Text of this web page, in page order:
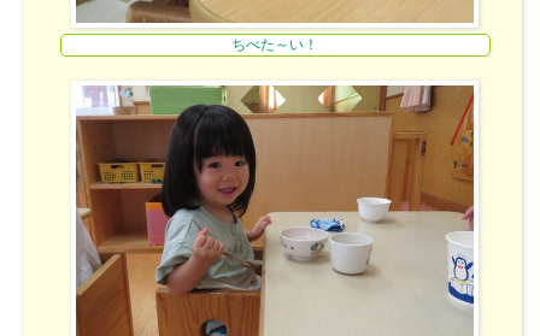
ちべた～い！